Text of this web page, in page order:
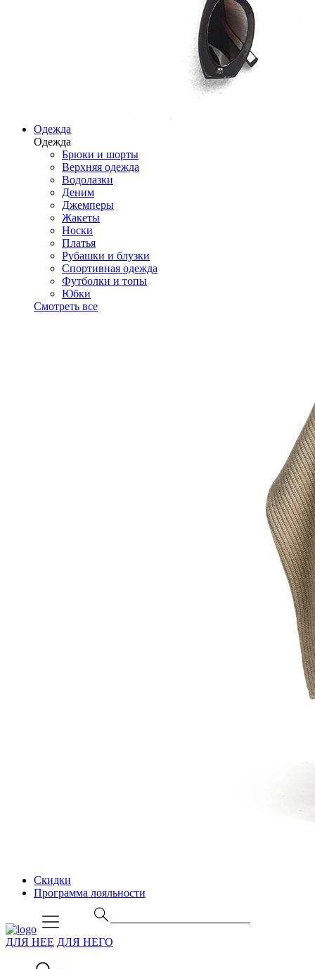
Одежда
Одежда
Брюки и шорты
Верхняя одежда
Водолазки
Деним
Джемперы
Жакеты
Носки
Платья
Рубашки и блузки
Спортивная одежда
Футболки и топы
Юбки
Смотреть все
Скидки
Программа лояльности
ДЛЯ НЕЕ ДЛЯ НЕГО